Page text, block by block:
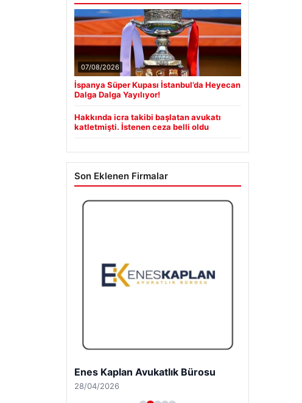
07/08/2026
İspanya Süper Kupası İstanbul’da Heyecan
Dalga Dalga Yayılıyor!
Hakkında icra takibi başlatan avukatı
katletmişti. İstenen ceza belli oldu
Son Eklenen Firmalar
Enes Kaplan Avukatlık Bürosu
28/04/2026